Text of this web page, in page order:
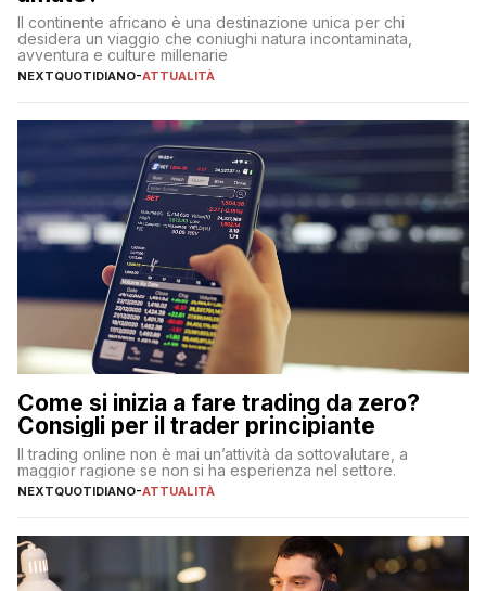
Il continente africano è una destinazione unica per chi
desidera un viaggio che coniughi natura incontaminata,
avventura e culture millenarie
NEXTQUOTIDIANO-ATTUALITÀ
Come si inizia a fare trading da zero?
Consigli per il trader principiante
Il trading online non è mai un’attività da sottovalutare, a
maggior ragione se non si ha esperienza nel settore.
NEXTQUOTIDIANO-ATTUALITÀ